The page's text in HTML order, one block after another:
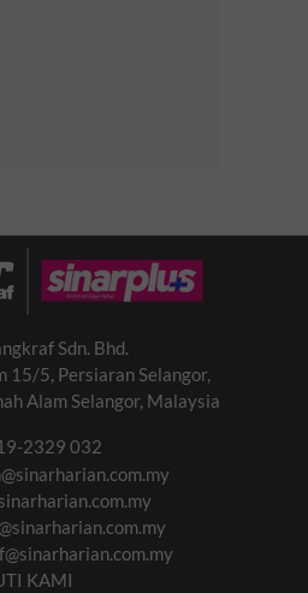
Sdn. Bhd.
15/5, Persiaran Selangor,
Alam Selangor, Malaysia
2329 032
KAMI